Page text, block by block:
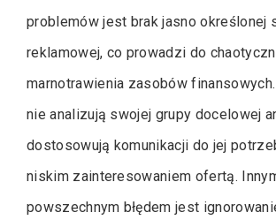
problemów jest brak jasno określonej
reklamowej, co prowadzi do
marnotrawienia zasobów
nie analizują swojej grupy docelowej
dostosowują komunikacji do jej
niskim zainteresowaniem ofertą.
powszechnym błędem jest